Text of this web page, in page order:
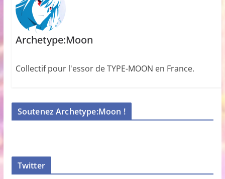
Archetype:Moon
Collectif pour l'essor de TYPE-MOON en France.
Soutenez Archetype:Moon !
Twitter